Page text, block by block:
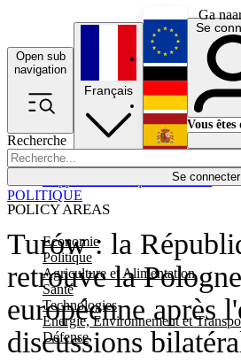
Ga
Open sub
navigation
Recherche
Se connecter
POLICY AREAS
Economie
Politique
Agriculture et Alimentation
Santé
Technologies
Energie, Environnement et
Défense
Économie
Français
English
Deutsch
Español
Se
Vous êtes
Turów : la
retrouve la
européenne après
discussions
POLITIQUE